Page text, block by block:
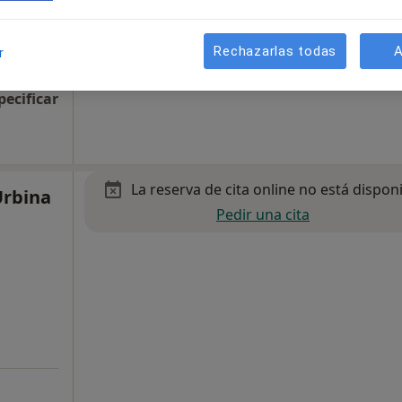
La reserva de cita online no está
Pedir una cita
Rechazarlas todas